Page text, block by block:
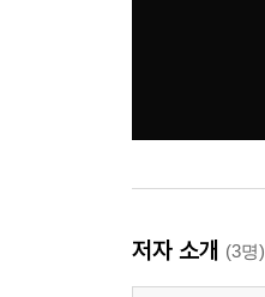
저자 소개 (3명)